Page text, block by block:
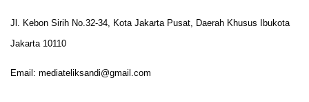
Jl. Kebon Sirih No.32-34, Kota Jakarta Pusat, Daerah Khusus Ibukota
Jakarta 10110
Email: mediateliksandi@gmail.com